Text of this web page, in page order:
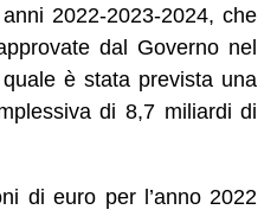
2022-2023-2024, che
dal Governo nel
è stata prevista una
di 8,7 miliardi di
di euro per l’anno 2022